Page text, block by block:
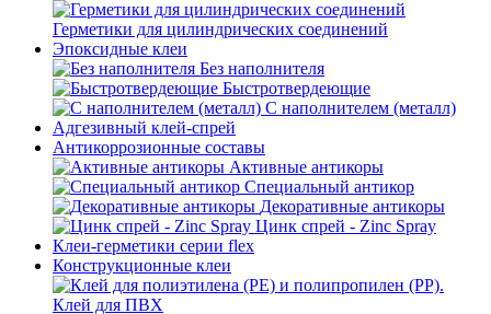
Герметики для цилиндрических соединений
Эпоксидные клеи
Без наполнителя
Быстротвердеющие
С наполнителем (металл)
Адгезивный клей-спрей
Антикоррозионные составы
Активные антикоры
Специальный антикор
Декоративные антикоры
Цинк спрей - Zinc Spray
Клеи-герметики серии flex
Конструкционные клеи